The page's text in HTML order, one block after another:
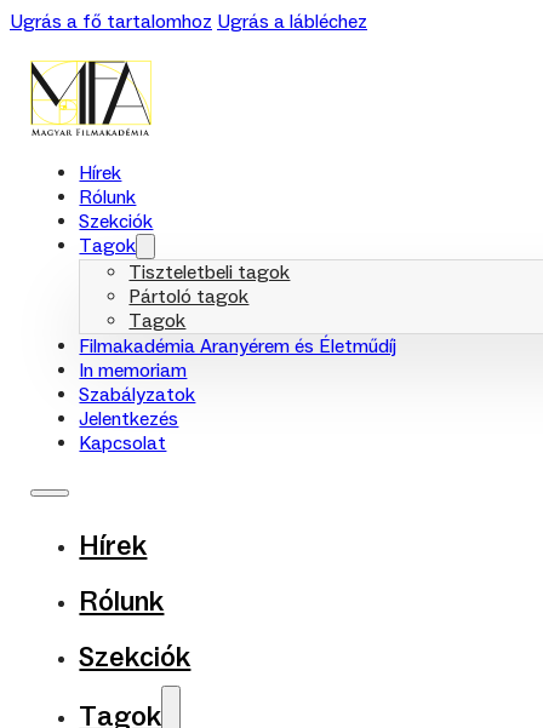
Ugrás a fő tartalomhoz Ugrás a lábléchez
Hírek
Rólunk
Szekciók
Tagok
Tiszteletbeli tagok
Pártoló tagok
Tagok
Filmakadémia Aranyérem és Életműdíj
In memoriam
Szabályzatok
Jelentkezés
Kapcsolat
Hírek
Rólunk
Szekciók
Tagok